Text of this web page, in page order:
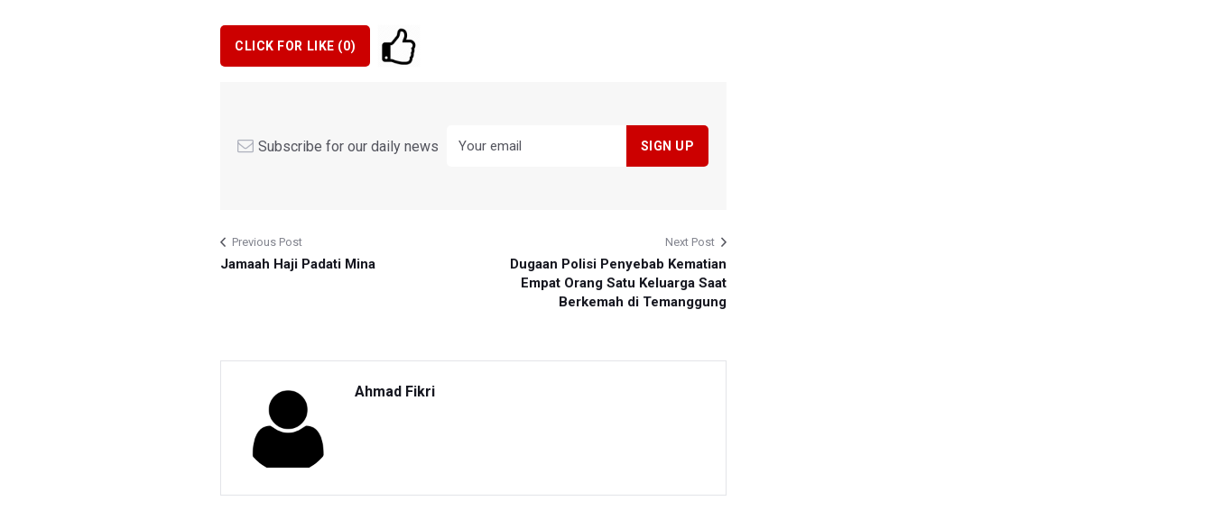
CLICK FOR LIKE (0)
Subscribe for our daily news
Previous Post
Jamaah Haji Padati Mina
Next Post
Dugaan Polisi Penyebab Kematian
Empat Orang Satu Keluarga Saat
Berkemah di Temanggung
Ahmad Fikri